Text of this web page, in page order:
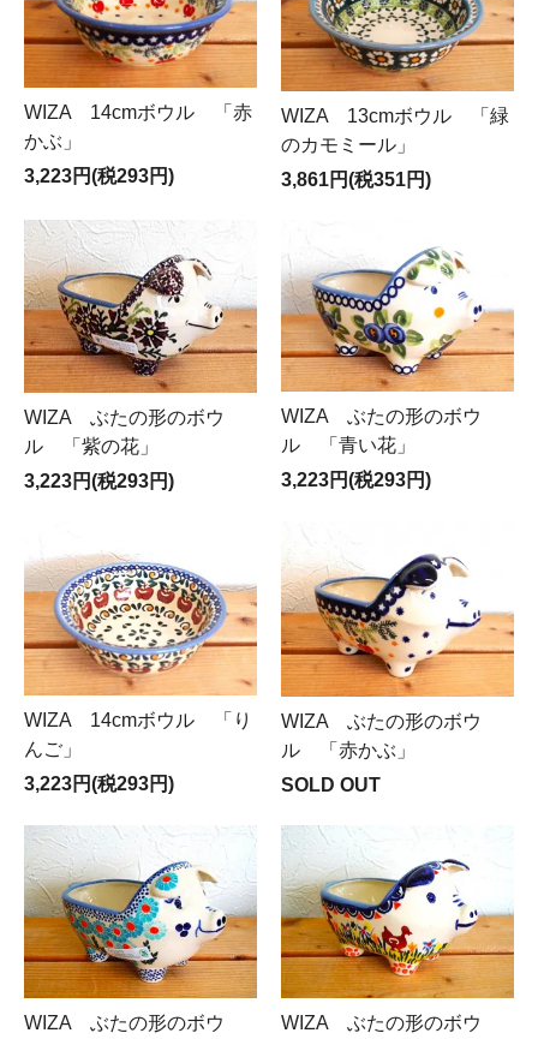
WIZA 14cmボウル 「赤
かぶ」
3,223円(税293円)
WIZA 13cmボウル 「緑
のカモミール」
3,861円(税351円)
WIZA ぶたの形のボウ
ル 「紫の花」
3,223円(税293円)
WIZA ぶたの形のボウ
ル 「青い花」
3,223円(税293円)
WIZA 14cmボウル 「り
んご」
3,223円(税293円)
WIZA ぶたの形のボウ
ル 「赤かぶ」
SOLD OUT
WIZA ぶたの形のボウ
WIZA ぶたの形のボウ